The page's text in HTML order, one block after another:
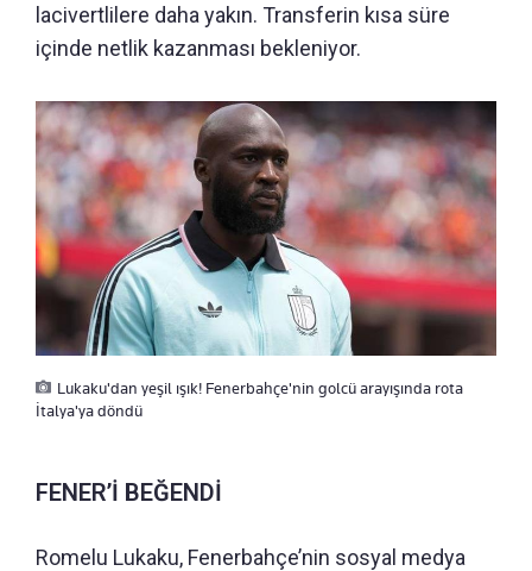
lacivertlilere daha yakın. Transferin kısa süre
içinde netlik kazanması bekleniyor.
Lukaku'dan yeşil ışık! Fenerbahçe'nin golcü arayışında rota
İtalya'ya döndü
FENER’İ BEĞENDİ
Romelu Lukaku, Fenerbahçe’nin sosyal medya